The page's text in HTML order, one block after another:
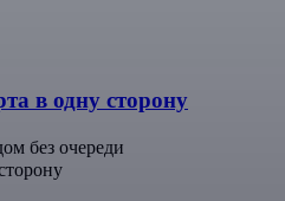
в одну сторону
без очереди